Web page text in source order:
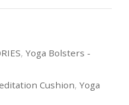
, Yoga Bolsters -
Cushion, Yoga